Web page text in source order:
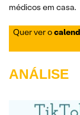
médicos em casa.
Quer ver o
ANÁLISE